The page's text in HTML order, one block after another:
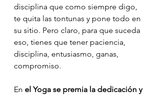
disciplina que como siempre digo,
te quita las tontunas y pone todo en
su sitio. Pero claro, para que suceda
eso, tienes que tener paciencia,
disciplina, entusiasmo, ganas,
compromiso.
En el Yoga se premia la dedicación y